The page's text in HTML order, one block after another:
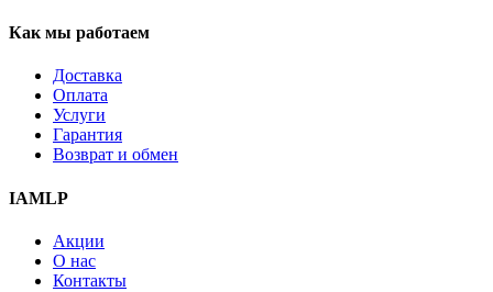
Как мы работаем
Доставка
Оплата
Услуги
Гарантия
Возврат и обмен
IAMLP
Акции
О нас
Контакты